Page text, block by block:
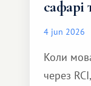
сафарі
4 jun 2026
Коли
через